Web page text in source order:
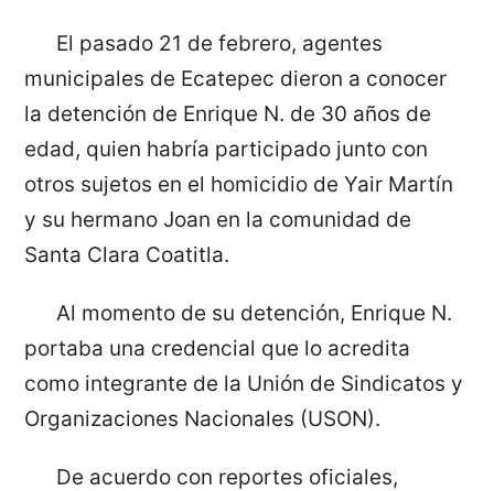
El pasado 21 de febrero, agentes
municipales de Ecatepec dieron a conocer
la detención de Enrique N. de 30 años de
edad, quien habría participado junto con
otros sujetos en el homicidio de Yair Martín
y su hermano Joan en la comunidad de
Santa Clara Coatitla.
Al momento de su detención, Enrique N.
portaba una credencial que lo acredita
como integrante de la Unión de Sindicatos y
Organizaciones Nacionales (USON).
De acuerdo con reportes oficiales,